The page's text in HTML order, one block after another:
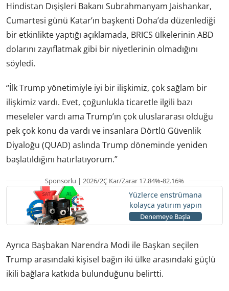
Hindistan Dışişleri Bakanı Subrahmanyam Jaishankar,
Cumartesi günü Katar’ın başkenti Doha’da düzenlediği
bir etkinlikte yaptığı açıklamada, BRICS ülkelerinin ABD
dolarını zayıflatmak gibi bir niyetlerinin olmadığını
söyledi.
“İlk Trump yönetimiyle iyi bir ilişkimiz, çok sağlam bir
ilişkimiz vardı. Evet, çoğunlukla ticaretle ilgili bazı
meseleler vardı ama Trump’ın çok uluslararası olduğu
pek çok konu da vardı ve insanlara Dörtlü Güvenlik
Diyaloğu (QUAD) aslında Trump döneminde yeniden
başlatıldığını hatırlatıyorum.”
Sponsorlu | 2026/2Ç Kar/Zarar 17.84%-82.16%
Yüzlerce enstrümana
kolayca yatırım yapın
Denemeye Başla
Ayrıca Başbakan Narendra Modi ile Başkan seçilen
Trump arasındaki kişisel bağın iki ülke arasındaki güçlü
ikili bağlara katkıda bulunduğunu belirtti.